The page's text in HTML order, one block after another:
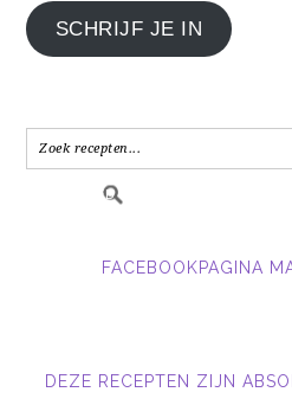
je
e-
in.....
SCHRIJF JE IN
FACEBOOKPAGINA
DEZE RECEPTEN ZIJN